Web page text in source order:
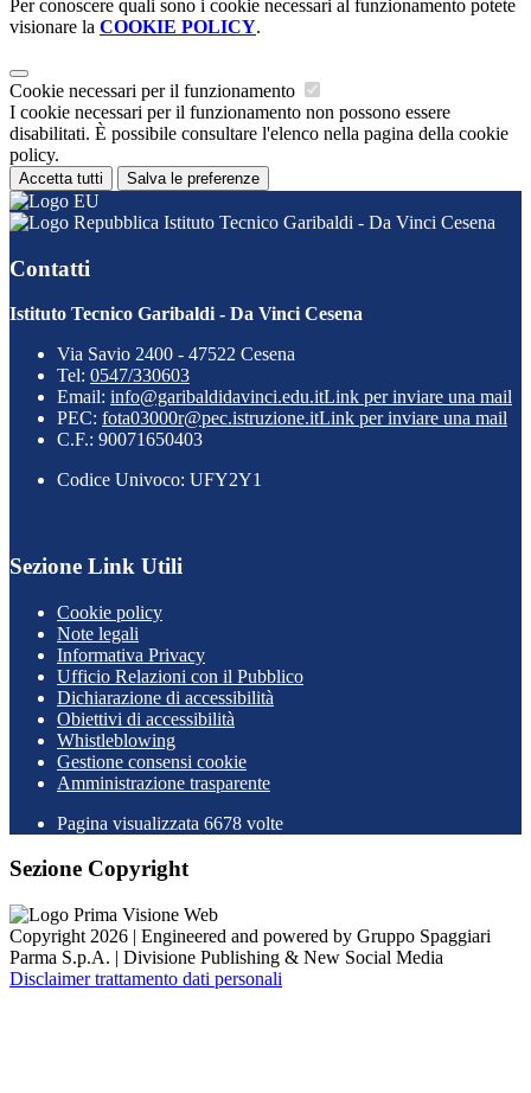
Per conoscere quali sono i cookie necessari al funzionamento potete
visionare la COOKIE POLICY.
Cookie necessari per il funzionamento
I cookie necessari per il funzionamento non possono essere
disabilitati. È possibile consultare l'elenco nella pagina della cookie
policy.
Accetta tutti Salva le preferenze
Istituto Tecnico Garibaldi - Da Vinci Cesena
Contatti
Istituto Tecnico Garibaldi - Da Vinci Cesena
Via Savio 2400 - 47522 Cesena
Tel: 0547/330603
Email: info@garibaldidavinci.edu.itLink per inviare una mail
PEC: fota03000r@pec.istruzione.itLink per inviare una mail
C.F.: 90071650403
Codice Univoco: UFY2Y1
Sezione Link Utili
Cookie policy
Note legali
Informativa Privacy
Ufficio Relazioni con il Pubblico
Dichiarazione di accessibilità
Obiettivi di accessibilità
Whistleblowing
Gestione consensi cookie
Amministrazione trasparente
Pagina visualizzata 6678 volte
Sezione Copyright
Copyright 2026 | Engineered and powered by Gruppo Spaggiari
Parma S.p.A. | Divisione Publishing & New Social Media
Disclaimer trattamento dati personali